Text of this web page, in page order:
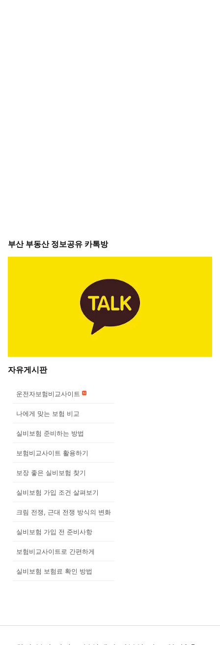
부산 부동산 정보공유 카톡방
자유게시판
운전자보험비교사이트
나에게 맞는 보험 비교
실비보험 준비하는 방법
보험비교사이트 활용하기
보장 좋은 실비보험 찾기
실비보험 가입 조건 살펴보기
크림 전쟁, 근대 전쟁 방식의 변화
실비보험 가입 전 준비사항
보험비교사이트로 간편하게
실비보험 보험료 확인 방법